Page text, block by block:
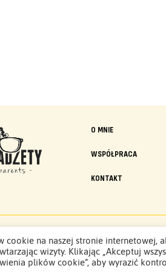
O MNIE
WSPÓŁPRACA
KONTAKT
prawa zastrzeżone.
cookie na naszej stronie internetowej,
wizyty. Klikając „Akceptuj
plików cookie”, aby wyrazić